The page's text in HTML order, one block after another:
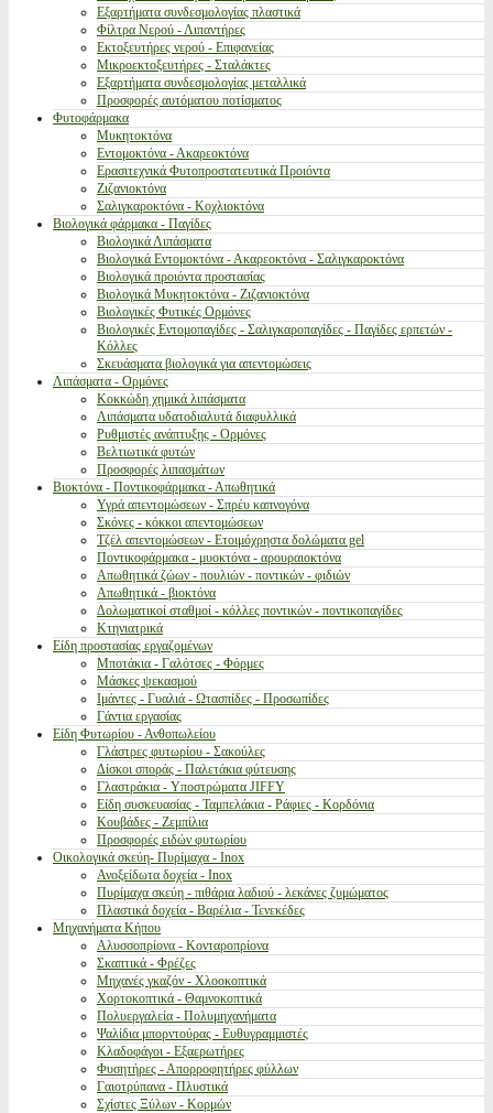
Εξαρτήματα συνδεσμολογίας πλαστικά
Φίλτρα Νερού - Λιπαντήρες
Εκτοξευτήρες νερού - Επιφανείας
Μικροεκτοξευτήρες - Σταλάκτες
Εξαρτήματα συνδεσμολογίας μεταλλικά
Προσφορές αυτόματου ποτίσματος
Φυτοφάρμακα
Μυκητοκτόνα
Εντομοκτόνα - Ακαρεοκτόνα
Ερασιτεχνικά Φυτοπροστατευτικά Προιόντα
Ζιζανιοκτόνα
Σαλιγκαροκτόνα - Κοχλιοκτόνα
Βιολογικά φάρμακα - Παγίδες
Βιολογικά Λιπάσματα
Βιολογικά Εντομοκτόνα - Ακαρεοκτόνα - Σαλιγκαροκτόνα
Βιολογικά προιόντα προστασίας
Βιολογικά Μυκητοκτόνα - Ζιζανιοκτόνα
Βιολογικές Φυτικές Ορμόνες
Βιολογικές Εντομοπαγίδες - Σαλιγκαροπαγίδες - Παγίδες ερπετών -
Κόλλες
Σκευάσματα βιολογικά για απεντομώσεις
Λιπάσματα - Ορμόνες
Κοκκώδη χημικά λιπάσματα
Λιπάσματα υδατοδιαλυτά διαφυλλικά
Ρυθμιστές ανάπτυξης - Ορμόνες
Βελτιωτικά φυτών
Προσφορές λιπασμάτων
Βιοκτόνα - Ποντικοφάρμακα - Απωθητικά
Υγρά απεντομώσεων - Σπρέυ καπνογόνα
Σκόνες - κόκκοι απεντομώσεων
Τζέλ απεντομώσεων - Ετοιμόχρηστα δολώματα gel
Ποντικοφάρμακα - μυοκτόνα - αρουραιοκτόνα
Απωθητικά ζώων - πουλιών - ποντικών - φιδιών
Απωθητικά - βιοκτόνα
Δολωματικοί σταθμοί - κόλλες ποντικών - ποντικοπαγίδες
Κτηνιατρικά
Είδη προστασίας εργαζομένων
Μποτάκια - Γαλότσες - Φόρμες
Μάσκες ψεκασμού
Ιμάντες - Γυαλιά - Ωτασπίδες - Προσωπίδες
Γάντια εργασίας
Είδη Φυτωρίου - Ανθοπωλείου
Γλάστρες φυτωρίου - Σακούλες
Δίσκοι σποράς - Παλετάκια φύτευσης
Γλαστράκια - Υποστρώματα JIFFY
Είδη συσκευασίας - Ταμπελάκια - Ράφιες - Κορδόνια
Κουβάδες - Ζεμπίλια
Προσφορές ειδών φυτωρίου
Οικολογικά σκεύη- Πυρίμαχα - Inox
Ανοξείδωτα δοχεία - Inox
Πυρίμαχα σκεύη - πιθάρια λαδιού - λεκάνες ζυμώματος
Πλαστικά δοχεία - Βαρέλια - Τενεκέδες
Μηχανήματα Κήπου
Αλυσσοπρίονα - Κονταροπρίονα
Σκαπτικά - Φρέζες
Μηχανές γκαζόν - Χλοοκοπτικά
Χορτοκοπτικά - Θαμνοκοπτικά
Πολυεργαλεία - Πολυμηχανήματα
Ψαλίδια μπορντούρας - Ευθυγραμμιστές
Κλαδοφάγοι - Εξαερωτήρες
Φυσητήρες - Απορροφητήρες φύλλων
Γαιοτρύπανα - Πλυστικά
Σχίστες Ξύλων - Κορμών